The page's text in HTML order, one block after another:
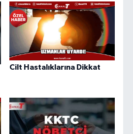
Cilt Hastalıklarına Dikkat